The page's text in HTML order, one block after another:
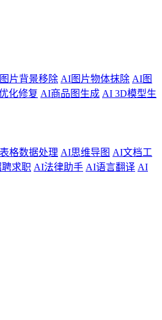
片背景移除 AI图片物体抹除 AI图
化修复 AI商品图生成 AI 3D模型生
格数据处理 AI思维导图 AI文档工
求职 AI法律助手 AI语言翻译 AI